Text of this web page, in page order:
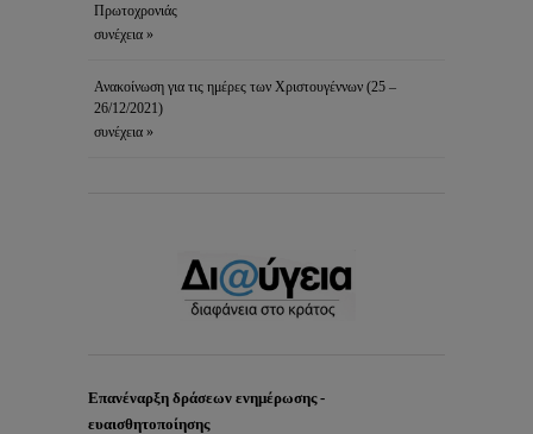
Πρωτοχρονιάς
συνέχεια »
Ανακοίνωση για τις ημέρες των Χριστουγέννων (25 –
26/12/2021)
συνέχεια »
Επανέναρξη δράσεων ενημέρωσης -
ευαισθητοποίησης